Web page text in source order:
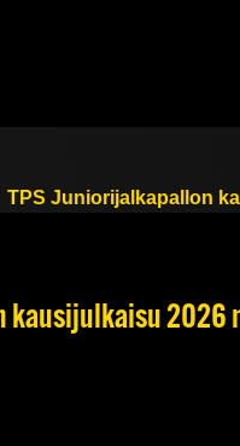
kausijulkaisu 2026